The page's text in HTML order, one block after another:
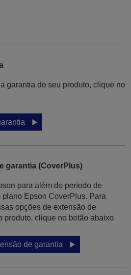
garantia do seu produto, clique no
garantia (CoverPlus)
para além do período de
Epson CoverPlus. Para
opções de extensão de
produto, clique no botão abaixo
de garantia